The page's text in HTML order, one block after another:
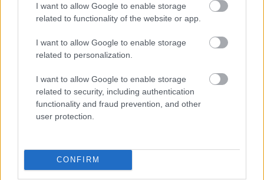
I want to allow Google to enable storage
related to functionality of the website or app.
I want to allow Google to enable storage
related to personalization.
I want to allow Google to enable storage
related to security, including authentication
functionality and fraud prevention, and other
user protection.
CONFIRM
Eger > Augustów > Tallinn > Helsinki -
1.700 km autózás két nap alatt
Az utazás
Húsimádó•2020. július 23.
Nos végre eljött ez a nap is. Egész héten pörgettük a
melót, szerettünk volna minden ügyfelünknek
megfelelni, szerettük volna, hogy úgy zárjuk le a